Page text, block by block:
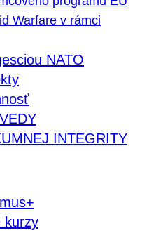
Warfare v rámci
NATO
INTEGRITY
kurzy